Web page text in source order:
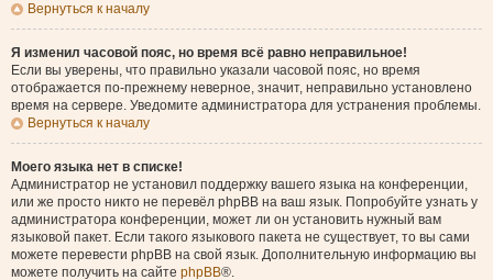
Вернуться к началу
Я изменил часовой пояс, но время всё равно неправильное!
Если вы уверены, что правильно указали часовой пояс, но время
отображается по-прежнему неверное, значит, неправильно установлено
время на сервере. Уведомите администратора для устранения проблемы.
Вернуться к началу
Моего языка нет в списке!
Администратор не установил поддержку вашего языка на конференции,
или же просто никто не перевёл phpBB на ваш язык. Попробуйте узнать у
администратора конференции, может ли он установить нужный вам
языковой пакет. Если такого языкового пакета не существует, то вы сами
можете перевести phpBB на свой язык. Дополнительную информацию вы
можете получить на сайте phpBB®.